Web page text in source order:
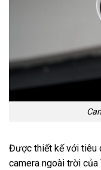
Được thiết kế với tiêu
camera ngoài trời